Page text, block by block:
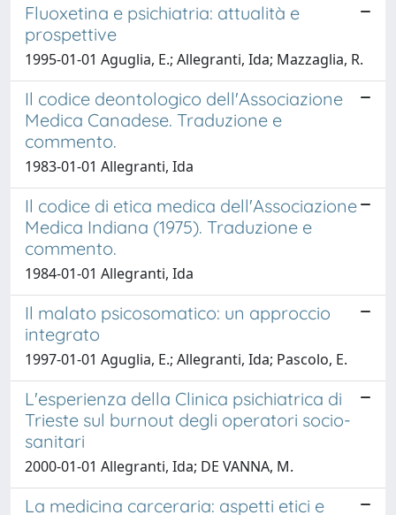
Fluoxetina e psichiatria: attualità e
prospettive
1995-01-01 Aguglia, E.; Allegranti, Ida; Mazzaglia, R.
Il codice deontologico dell'Associazione
Medica Canadese. Traduzione e
commento.
1983-01-01 Allegranti, Ida
Il codice di etica medica dell'Associazione
Medica Indiana (1975). Traduzione e
commento.
1984-01-01 Allegranti, Ida
Il malato psicosomatico: un approccio
integrato
1997-01-01 Aguglia, E.; Allegranti, Ida; Pascolo, E.
L'esperienza della Clinica psichiatrica di
Trieste sul burnout degli operatori socio-
sanitari
2000-01-01 Allegranti, Ida; DE VANNA, M.
La medicina carceraria: aspetti etici e